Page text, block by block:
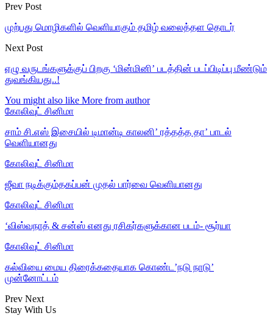
Prev Post
முற்பது மொழிகளில் வெளியாகும் தமிழ் வலைத்தள தொடர்
Next Post
ஏழு வருடங்களுக்குப் பிறகு ‘மின்மினி’ படத்தின் படப்பிடிப்பு மீண்டும்
துவங்கியது..!
You might also like More from author
கோலிவுட் சினிமா
சாம் சி.எஸ் இசையில் டிமான்டி காலனி’ ரத்தத்த தா’ பாடல்
வெளியானது
கோலிவுட் சினிமா
ஜீவா நடிக்கும்தகப்பன் முதல் பார்வை வெளியானது
கோலிவுட் சினிமா
‘விஸ்வநாத் & சன்ஸ் எனது ரசிகர்களுக்கான படம்- சூர்யா
கோலிவுட் சினிமா
கல்வியை மைய திரைக்கதையாக கொண்ட’நடு நாடு’
முன்னோட்டம்
Prev Next
Stay With Us